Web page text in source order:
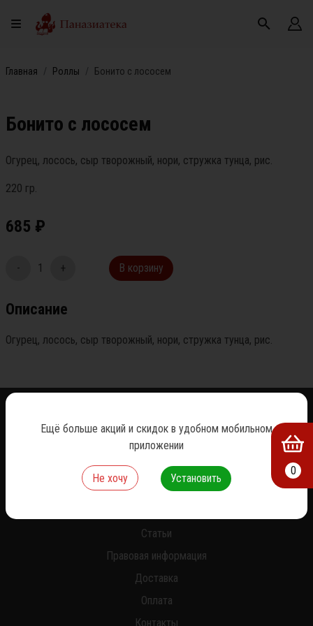
Главная Роллы Бонито с лососем
Бонито с лососем
Огурец, лосось, сыр творожный, нори, стружка тунца, рис.
220 гр.
685 ₽
- 1 + В корзину
Описание
Огурец, лосось, сыр творожный, нори, стружка тунца, рис.
О нас
Статьи
Правовая информация
Доставка
Оплата
Контакты
0
Ещё больше акций и скидок в удобном мобильном
приложении
Не хочу Установить